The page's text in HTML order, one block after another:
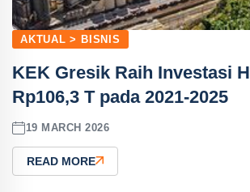
AKTUAL > BISNIS
KEK Gresik Raih Investasi
Rp106,3 T pada 2021-2025
19 MARCH 2026
READ MORE